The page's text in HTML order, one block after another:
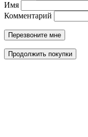
Имя
Комментарий
Перезвоните мне
Продолжить покупки